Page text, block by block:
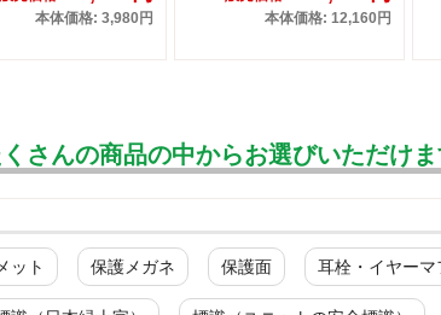
本体価格: 3,980円 本体価格: 12,160円
さんの商品の中からお選びいただけ
ット 保護メガネ 保護面 耳栓・イヤーマ